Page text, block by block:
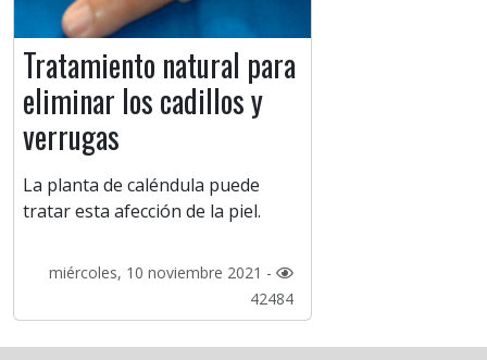
Tratamiento natural para
eliminar los cadillos y
verrugas
La planta de caléndula puede
tratar esta afección de la piel.
miércoles, 10 noviembre 2021 -
42484